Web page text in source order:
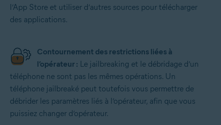
l’App Store et utiliser d’autres sources pour télécharger
des applications.
Contournement des restrictions liées à
l’opérateur : Le jailbreaking et le débridage d’un
téléphone ne sont pas les mêmes opérations. Un
téléphone jailbreaké peut toutefois vous permettre de
débrider les paramètres liés à l’opérateur, afin que vous
puissiez changer d’opérateur.